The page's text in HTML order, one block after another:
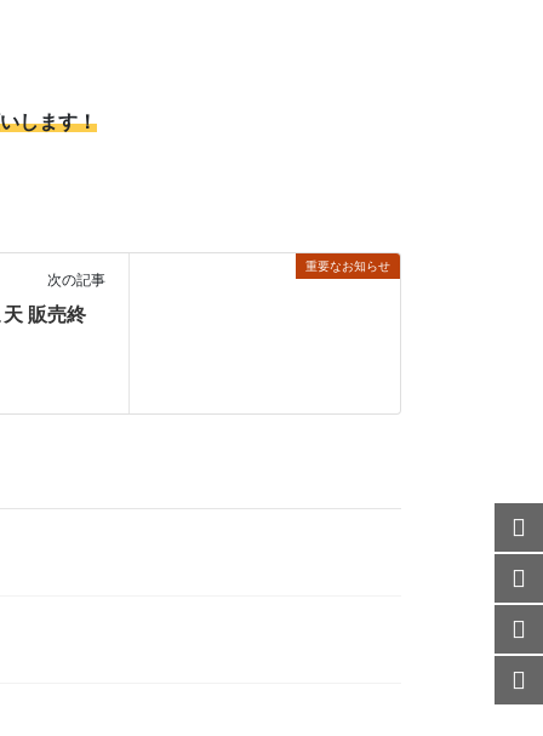
します！
重要なお知らせ
次の記事
天 販売終